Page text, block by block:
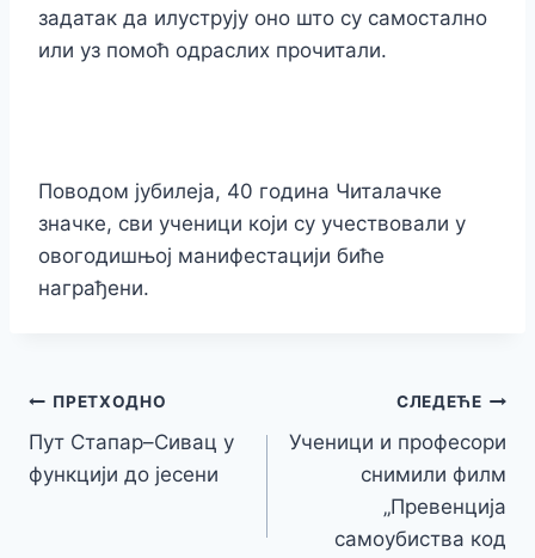
задатак да илуструју оно што су самостално
или уз помоћ одраслих прочитали.
Поводом јубилеја, 40 година Читалачке
значке, сви ученици који су учествовали у
овогодишњој манифестацији биће
награђени.
Кретање
чланка
ПРЕТХОДНО
Пут Стапар–Сивац у
функцији до јесени
СЛЕДЕЋЕ
Ученици и професори
снимили филм
„Превенција
самоубиства код